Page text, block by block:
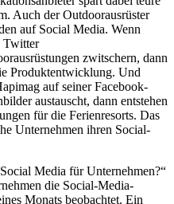
Auch der Outdoorausrüster
auf Social Media. Wenn
Twitter
zwitschern, dann
Produktentwicklung. Und
auf seiner Facebook-
austauscht, dann entstehen
für die Ferienresorts. Das
Unternehmen ihren Social-
Media für Unternehmen?“
die Social-Media-
Monats beobachtet. Ein